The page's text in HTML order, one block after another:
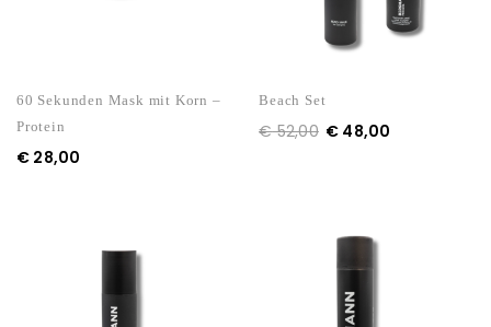
60 Sekunden Mask mit Korn –
Protein
€ 28,00
Beach Set
€52,00 € 48,00